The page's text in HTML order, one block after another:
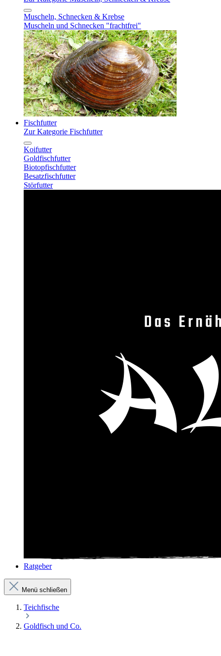
Muscheln, Schnecken & Krebse
Muscheln und Schnecken "frachtfrei"
Fischfutter
Zur Kategorie Fischfutter
Koifutter
Goldfischfutter
Biotopfischfutter
Besatzfischfutter
Störfutter
Ratgeber
Menü schließen
Teichfische
Goldfisch und Co.